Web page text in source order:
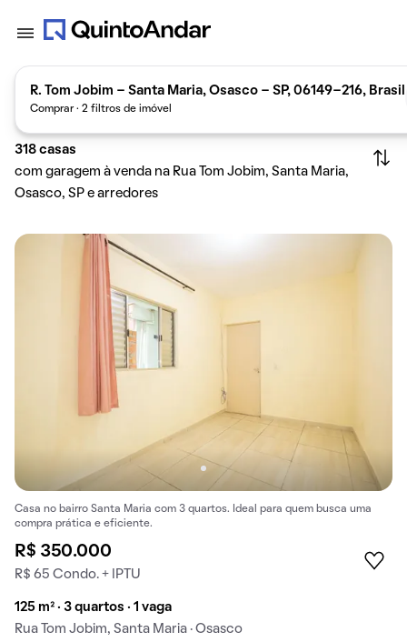
R. Tom Jobim - Santa Maria, Osasco - SP, 06149-216, Brasil
Comprar · 2 filtros de imóvel
318 casas
com garagem à venda na Rua Tom Jobim, Santa Maria,
Osasco, SP e arredores
Casa no bairro Santa Maria com 3 quartos. Ideal para quem busca uma
compra prática e eficiente.
R$ 350.000
R$ 65 Condo. + IPTU
125 m² · 3 quartos · 1 vaga
Rua Tom Jobim, Santa Maria · Osasco